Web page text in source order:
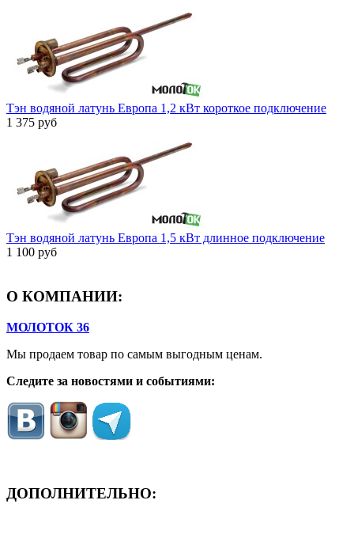
Тэн водяной латунь Европа 1,2 кВт короткое подключение
1 375 руб
Тэн водяной латунь Европа 1,5 кВт длинное подключение
1 100 руб
О КОМПАНИИ:
МОЛОТОК 36
Мы продаем товар по самым выгодным ценам.
Следите за новостями и событиями:
ДОПОЛНИТЕЛЬНО: